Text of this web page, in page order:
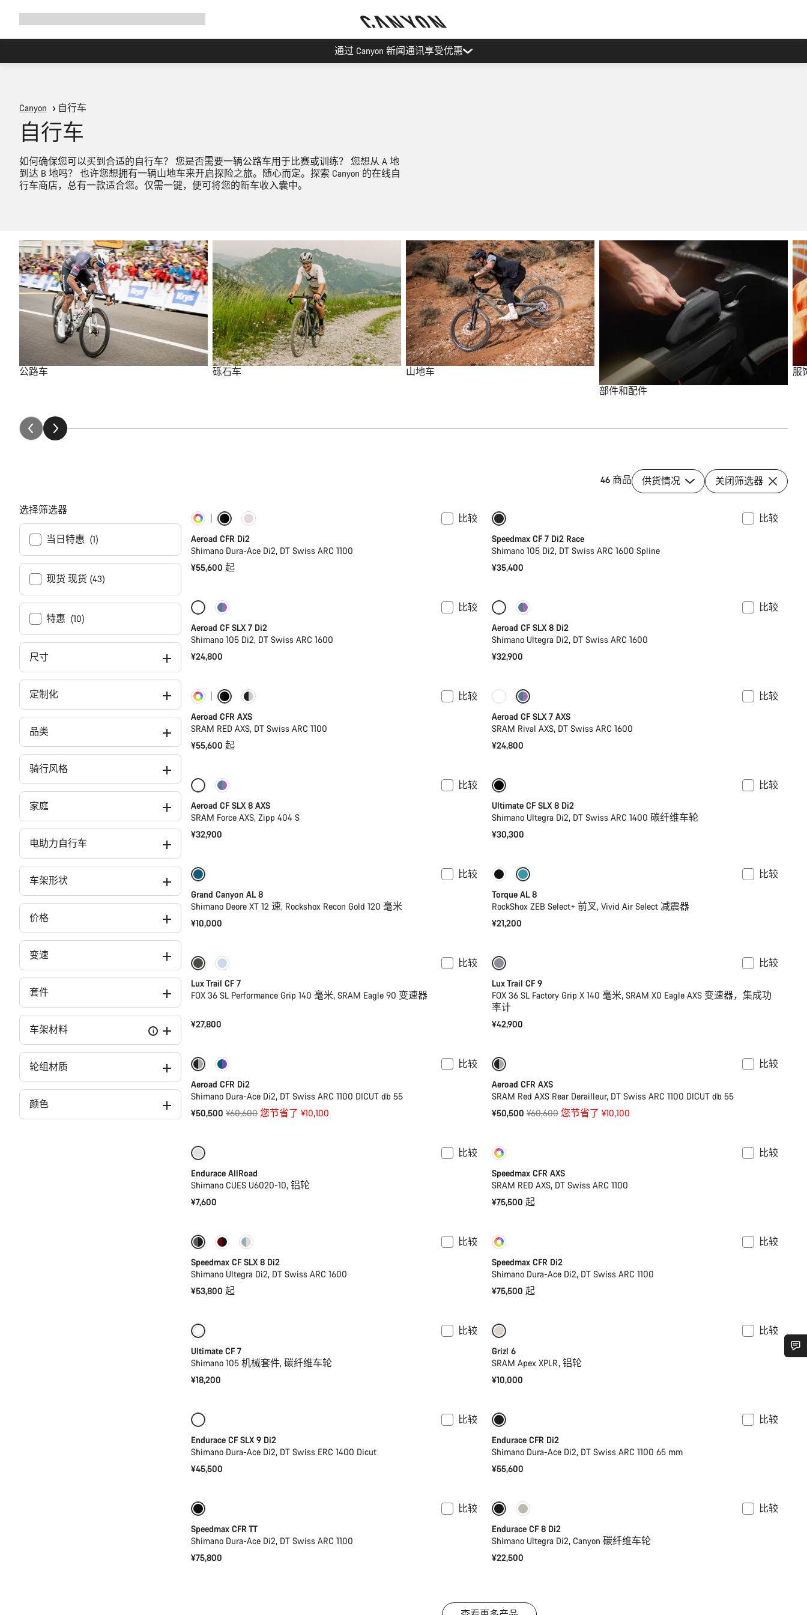
导
Canyon 活动
Canyon 自行车
自行车
如何确保您可以买到合适的自行车？ 您是否需要一辆公路车用于比赛或训练？ 您想从 A 地
到达 B 地吗？ 也许您想拥有一辆山地车来开启探险之旅。随心而定。探索 Canyon 的在线自
行车商店，总有一款适合您。仅需一键，便可将您的新车收入囊中。
公路车 砾石车
山地车
部件和配件
服
46 商品 供货情况 关闭筛选器
选择筛选器
当日特惠 (1)
现货 现货 (43)
特惠 (10)
尺寸
定制化
品类
骑行风格
家庭
电助力自行车
车架形状
价格
变速
套件
i
车架材料
轮组材质
颜色
定制 新品上架
比较
Aeroad CFR Di2
Shimano Dura-Ace Di2, DT Swiss ARC 1100
¥55,600 起
比较
Speedmax CF 7 Di2 Race
Shimano 105 Di2, DT Swiss ARC 1600 Spline
¥35,400
仅适用于 2XS | 2XL
比较
Aeroad CF SLX 7 Di2
Shimano 105 Di2, DT Swiss ARC 1600
¥24,800
新品上架
比较
Aeroad CF SLX 8 Di2
Shimano Ultegra Di2, DT Swiss ARC 1600
¥32,900
定制 新品上架
比较
Aeroad CFR AXS
SRAM RED AXS, DT Swiss ARC 1100
¥55,600 起
新品上架
比较
Aeroad CF SLX 7 AXS
SRAM Rival AXS, DT Swiss ARC 1600
¥24,800
仅适用于 2XS
比较
Aeroad CF SLX 8 AXS
SRAM Force AXS, Zipp 404 S
¥32,900
比较
Ultimate CF SLX 8 Di2
Shimano Ultegra Di2, DT Swiss ARC 1400 碳纤维车轮
¥30,300
比较
Grand Canyon AL 8
Shimano Deore XT 12 速, Rockshox Recon Gold 120 毫米
¥10,000
仅适用于 S | L
比较
Torque AL 8
RockShox ZEB Select+ 前叉, Vivid Air Select 减震器
¥21,200
仅适用于 S
比较
Lux Trail CF 7
FOX 36 SL Performance Grip 140 毫米, SRAM Eagle 90 变速器
¥27,800
比较
Lux Trail CF 9
FOX 36 SL Factory Grip X 140 毫米, SRAM X0 Eagle AXS 变速器，集成功
率计
¥42,900
-17%
比较
Aeroad CFR Di2
Shimano Dura-Ace Di2, DT Swiss ARC 1100 DICUT db 55
¥50,500 原
¥60,600 您节省了 ¥10,100
比较
Aeroad CFR AXS
SRAM Red AXS Rear Derailleur, DT Swiss ARC 1100 DICUT db 55
¥50,500 原
¥60,600 您节省了 ¥10,100
比较
Endurace AllRoad
Shimano CUES U6020-10, 铝轮
¥7,600
比较
Speedmax CFR AXS
SRAM RED AXS, DT Swiss ARC 1100
¥75,500 起
全新 功率计
比较
Speedmax CF SLX 8 Di2
Shimano Ultegra Di2, DT Swiss ARC 1600
¥53,800 起
比较
Speedmax CFR Di2
Shimano Dura-Ace Di2, DT Swiss ARC 1100
¥75,500 起
比较
Ultimate CF 7
Shimano 105 机械套件, 碳纤维车轮
¥18,200
比较
Grizl 6
SRAM Apex XPLR, 铝轮
¥10,000
比较
Endurace CF SLX 9 Di2
Shimano Dura-Ace Di2, DT Swiss ERC 1400 Dicut
¥45,500
比较
Endurace CFR Di2
Shimano Dura-Ace Di2, DT Swiss ARC 1100 65 mm
¥55,600
比较
Speedmax CFR TT
Shimano Dura-Ace Di2, DT Swiss ARC 1100
¥75,800
新品上架
比较
Endurace CF 8 Di2
Shimano Ultegra Di2, Canyon 碳纤维车轮
¥22,500